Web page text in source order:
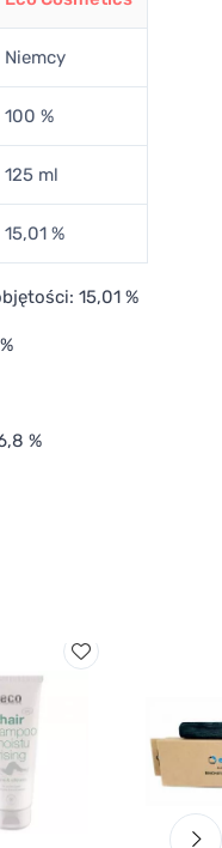
Niemcy
100 %
125 ml
15,01 %
15,01 %
%